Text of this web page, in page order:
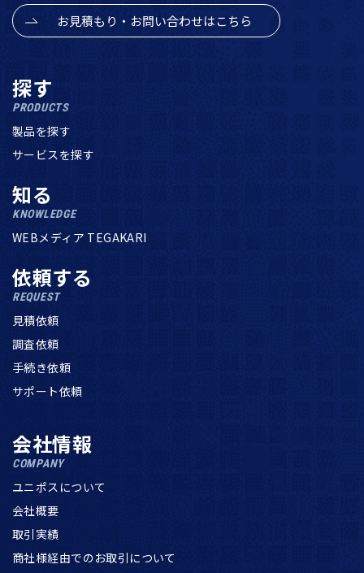
お見積もり・お問い合わせはこちら
探す
PRODUCTS
製品を探す
サービスを探す
知る
KNOWLEDGE
WEBメディア TEGAKARI
依頼する
REQUEST
見積依頼
調査依頼
手続き依頼
サポート依頼
会社情報
COMPANY
ユニポスについて
会社概要
取引実績
商社様経由でのお取引について